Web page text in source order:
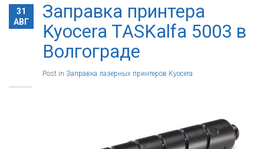
31
АВГ
Заправка принтера
Kyocera TASKalfa 5003 в
Волгограде
Post in Заправка лазерных принтеров Kyocera